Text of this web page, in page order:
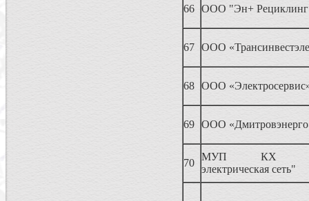
66 ООО "Эн+
67 ООО
68 ООО
69 ООО
70
МУП КХ
электрическая сеть"